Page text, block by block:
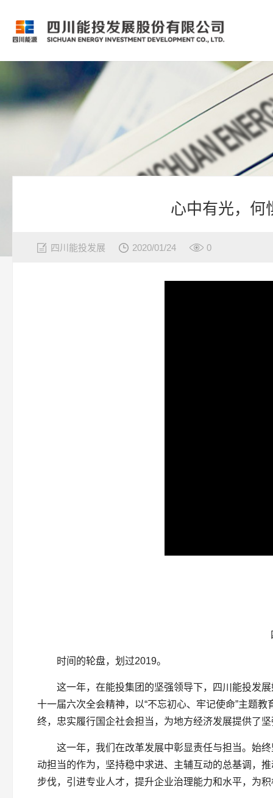
心中有光，
四川能投发展 2020/01/24 0
时间的轮盘，划过2019。
这一年，在能投集团的坚强领导下，四川能投发
十一届六次全会精神，以“不忘初心、牢记使命”主题
终，忠实履行国企社会担当，为地方经济发展提供了
这一年，我们在改革发展中彰显责任与担当。始
动担当的作为，坚持稳中求进、主辅互动的总基调，
步伐，引进专业人才，提升企业治理能力和水平，为